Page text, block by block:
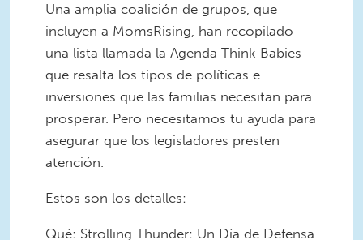
Una amplia coalición de grupos, que
incluyen a MomsRising, han recopilado
una lista llamada la Agenda Think Babies
que resalta los tipos de políticas e
inversiones que las familias necesitan para
prosperar. Pero necesitamos tu ayuda para
asegurar que los legisladores presten
atención.
Estos son los detalles:
Qué: Strolling Thunder: Un Día de Defensa